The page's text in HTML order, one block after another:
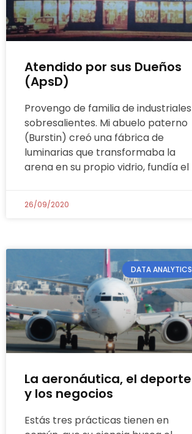
Atendido por sus Dueños
(ApsD)
Provengo de familia de industriales
sobresalientes. Mi abuelo paterno
(Burstin) creó una fábrica de
luminarias que transformaba la
arena en su propio vidrio, fundía el
26/09/2020
DATA ANALYTICS
La aeronáutica, el deporte
y los negocios
Estás tres prácticas tienen en